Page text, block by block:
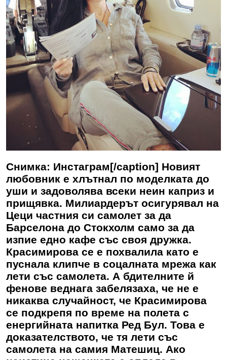
Снимка: Инстаграм[/caption] Новият
любовник е хлътнал по моделката до
уши и задоволява всеки неин каприз и
прищявка. Милиардерът осигурявал на
Цеци частния си самолет за да
Барселона до Стокхолм само за да
изпие едно кафе със своя дружка.
Красимирова се е похвалила като е
пуснала клипче в соцалната мрежа как
лети със самолета. А бдителните й
фенове веднага забелязаха, че не е
никаква случайност, че Красимирова
се подкрепя по време на полета с
енергийната напитка Ред Бул. Това е
доказателството, че тя лети със
самолета на самия Матешиц. Ако